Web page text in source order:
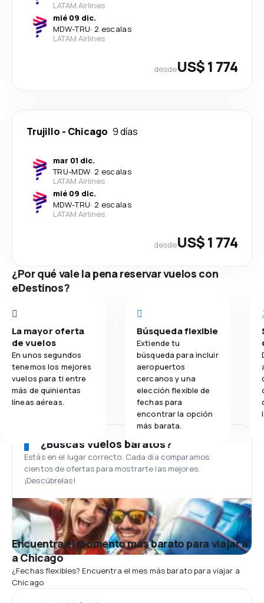
LATAM Airlines
mié 09 dic.
MDW-TRU· 2 escalas
LATAM Airlines
desdeUS$ 1 774
Trujillo - Chicago 9 días
mar 01 dic.
TRU-MDW· 2 escalas
LATAM Airlines
mié 09 dic.
MDW-TRU· 2 escalas
LATAM Airlines
desdeUS$ 1 774
¿Por qué vale la pena reservar vuelos con
eDestinos?
La mayor oferta
de vuelos
En unos segundos
tenemos los mejores
vuelos para ti entre
más de quinientas
líneas aéreas.
Búsqueda flexible
Extiende tu
búsqueda para incluir
aeropuertos
cercanos y una
elección flexible de
fechas para
encontrar la opción
más barata.
¿Buscas vuelos baratos?
Estás en el lugar correcto. Cada día comparamos
cientos de ofertas para mostrarte las mejores.
¡Descúbrelas!
Encuentra el momento más barato para viajar a
a Chicago
¿Fechas flexibles? Encuentra el mes más barato para viajar a
Chicago